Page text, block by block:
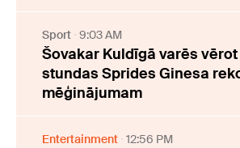
Sport 9:03 AM
Šovakar Kuldīgā varēs
stundas Sprides Ginesa
mēģinājumam
Entertainment 12:56 PM